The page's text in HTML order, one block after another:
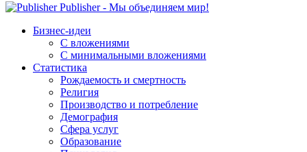
Publisher - Мы объединяем мир!
Бизнес-идеи
С вложениями
С минимальными вложениями
Статистика
Рождаемость и смертность
Религия
Производство и потребление
Демография
Сфера услуг
Образование